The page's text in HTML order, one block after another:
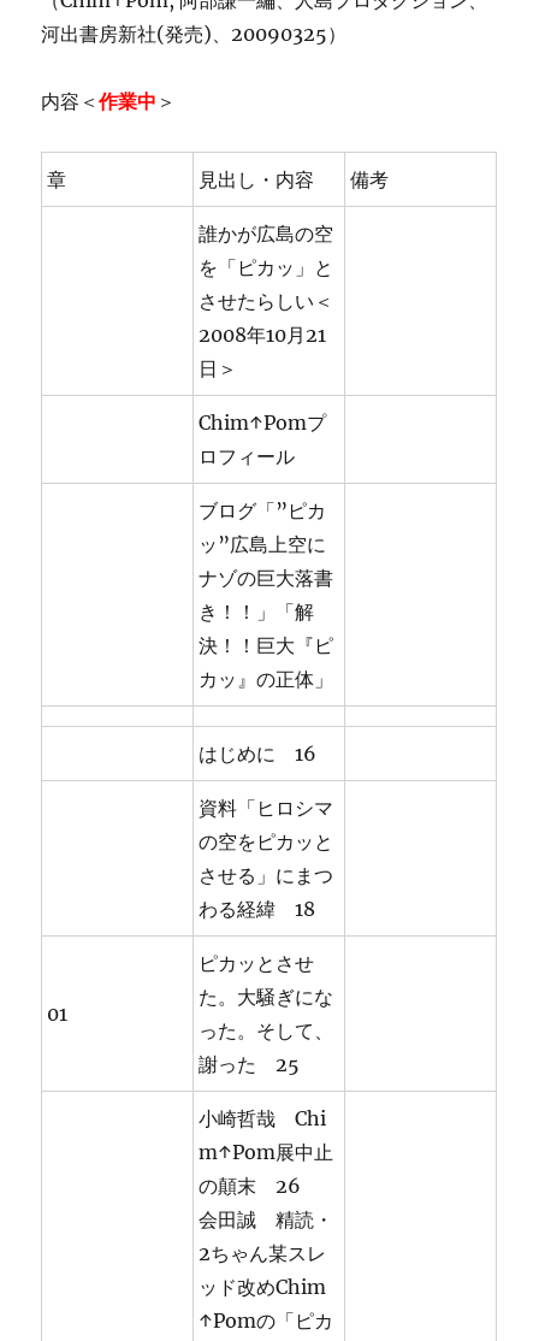
河出書房新社(発売)、20090325）
内容＜作業中 ＞
章 見出し・内容 備考
誰かが広島の空
を「ピカッ」と
させたらしい＜
2008年10月21
日＞
Chim↑Pomプ
ロフィール
ブログ「”ピカ
ッ”広島上空に
ナゾの巨大落書
き！！」「解
決！！巨大『ピ
カッ』の正体」
はじめに 16
資料「ヒロシマ
の空をピカッと
させる」にまつ
わる経緯 18
01
ピカッとさせ
た。大騒ぎにな
った。そして、
謝った 25
小崎哲哉 Chi
m↑Pom展中止
の顛末 26
会田誠 精読・
2ちゃん某スレ
ッド改めChim
↑Pomの「ピカ